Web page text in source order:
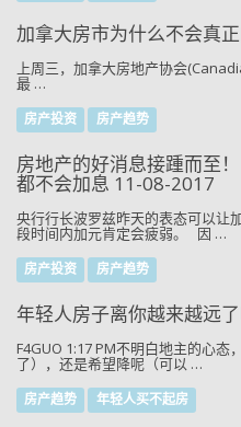
加拿大房市为什么不会真
上周三，加拿大房地产协会
最 …
房产投资 房产趋势
房地产的好消息接踵而至
都不会加息 11-08-2017
央行行长波罗兹昨天的表态可以让
段时间内加元肯定会疲弱。 因 …
房产投资 房产趋势
年轻人房子离你越来越远
F4GUO 1:17 PM不明白地主的心
了），还是希望降呢（可以 …
房产趋势 年轻人买不起房